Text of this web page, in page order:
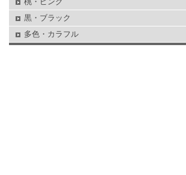
黒・ブラック
多色・カラフル